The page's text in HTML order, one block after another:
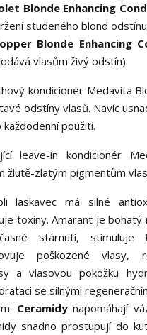
Blonde Enhancing
studeného blond
Blonde Enhancing
vlasům živý odstín)
kondicionér Medavita
odstíny vlasů. Navíc
použití.
leave-in kondicionér
žlutě-zlatým pigmentům
laskavec má silné
toxiny. Amarant je bohatý
stárnutí,
poškozené
a vlasovou pokožku
se silnými
Ceramidy napomáhají
snadno prostupují do